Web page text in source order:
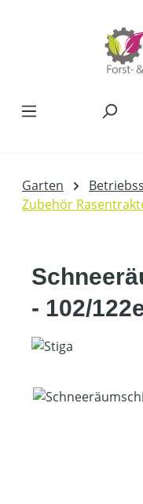
Garten
Zubehör
- 102/
Bildergalerie